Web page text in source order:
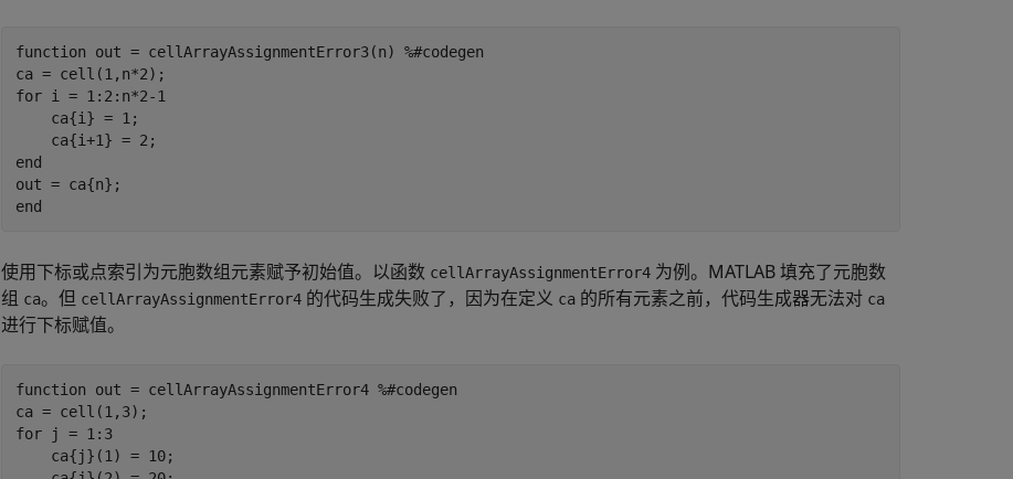
function out = cellArrayAssignmentError3(n) %#codegen
for i = 1:2:n*2-1
    ca{i} = 1;
end
end
使用下标或点索引为元胞数组元素赋予初始值。以函数 cellArrayAssignmentError4 为例。MATLAB 填充了元胞数
组 ca。但 cellArrayAssignmentError4 的代码生成失败了，因为在定义 ca 的所有元素之前，代码生成器无法对 ca
进行下标赋值。
function out = cellArrayAssignmentError4 %#codegen
for j = 1:3
    ca{j}(1) = 10;